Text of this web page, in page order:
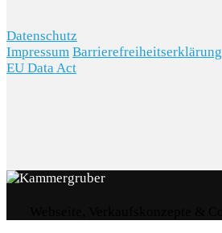
Datenschutz
Impressum Barrierefreiheitserklärung
EU Data Act